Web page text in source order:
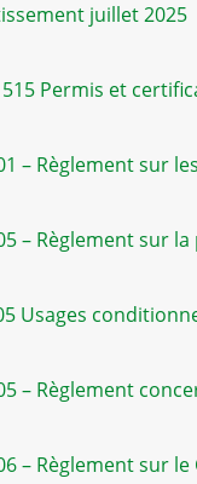
juillet 2025
515 Permis et
– Règlement sur
– Règlement sur
Usages
– Règlement
– Règlement sur